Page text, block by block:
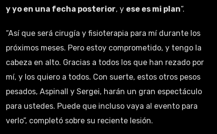
y yo en una fecha posterior, y ese es mi plan“.
“Así que será cirugía y fisioterapia para mí durante los
próximos meses. Pero estoy comprometido, y tengo la
cabeza en alto. Gracias a todos los que han rezado por
mí, y los quiero a todos. Con suerte, estos otros pesos
pesados, Aspinall y Sergei, harán un gran espectáculo
para ustedes. Puede que incluso vaya al evento para
verlo”, completó sobre su reciente lesión.